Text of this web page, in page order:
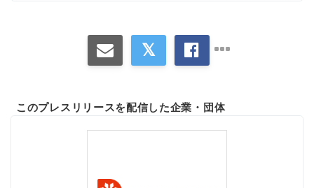
このプレスリリースを配信した企業・団体